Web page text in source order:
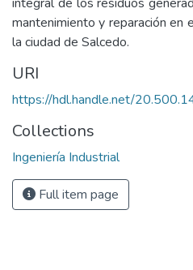
mantenimiento y reparación en
la ciudad de Salcedo.
URI
https://hdl.handle.net/
Collections
Ingeniería Industrial
Full item page